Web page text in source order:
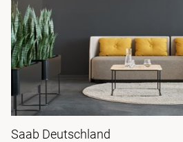
Saab Deutschland